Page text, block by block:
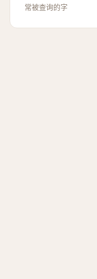
常被查询的字